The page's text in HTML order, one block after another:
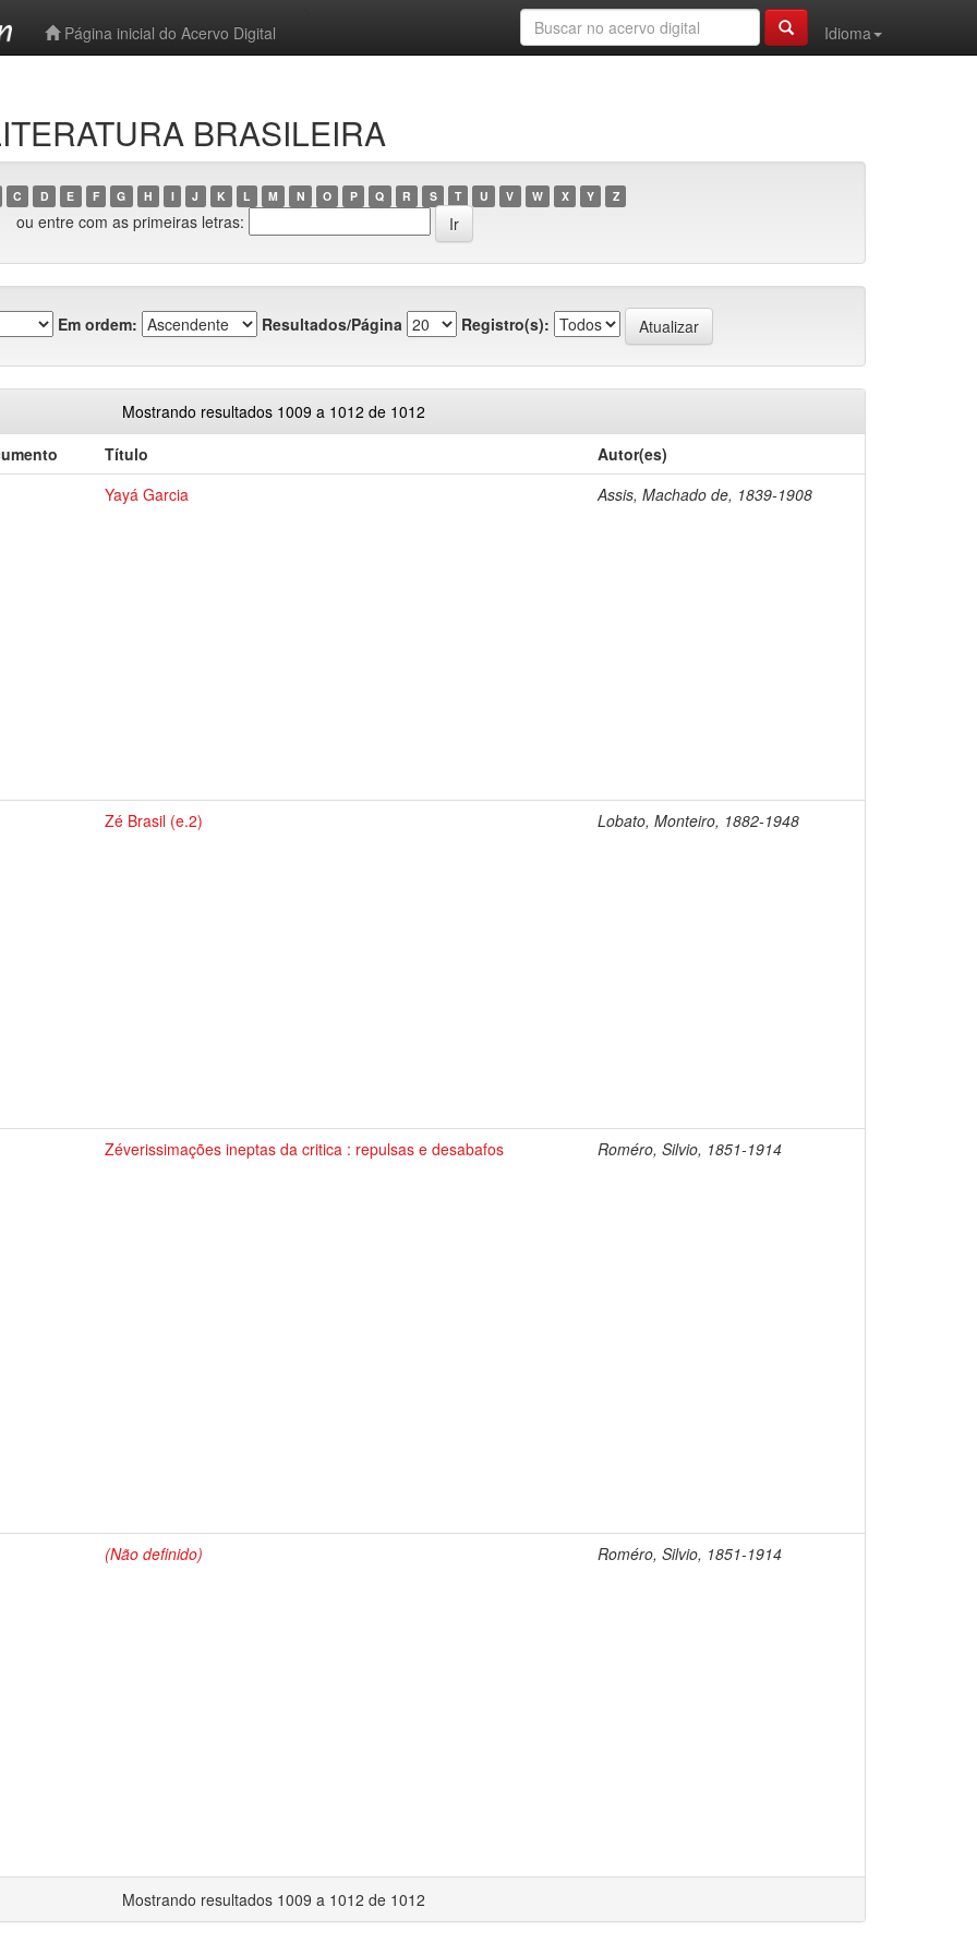
Página inicial do Acervo Digital
Idioma
BRASILEIRA
C D E F G H I J K L M N O P Q R S T U V W X Y Z
ou entre com as primeiras letras:
Em ordem: Resultados/Página Registro(s):
Mostrando resultados 1009 a 1012 de 1012
Título
Autor(es)
Yayá Garcia
Assis, Machado de, 1839-1908
Zé Brasil (e.2) Lobato, Monteiro, 1882-1948
Zéverissimações ineptas da critica : repulsas e desabafos Roméro, Silvio, 1851-1914
(Não definido) Roméro, Silvio, 1851-1914
Mostrando resultados 1009 a 1012 de 1012